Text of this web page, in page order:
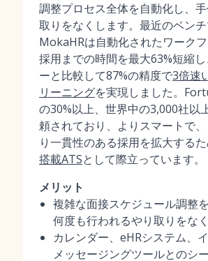
調整プロセス全体を自動化し、
取りをなくします。最近のベンチ
MokaHRは自動化されたワーク
採用までの時間を最大63%短縮
ーと比較して87%の精度で3倍速
リーニングを実現しました。
の30%以上、世界中の3,000社以
頼されており、よりスマートで
り一貫性のある採用を拡大する
搭載ATSとして際立っています。
メリット
複雑な面接スケジュール調整を
何度も行われるやり取りをな
カレンダー、eHRシステム、
メッセージングツールとのシ